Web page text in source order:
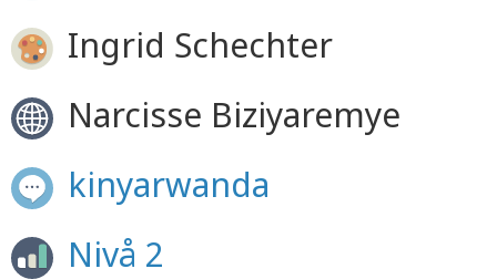
Ingrid Schechter
Narcisse Biziyaremye
kinyarwanda
Nivå 2